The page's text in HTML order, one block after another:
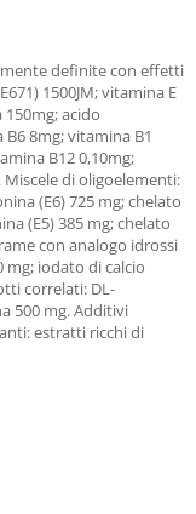
definite con effetti
1500JM; vitamina E
150mg; acido
8mg; vitamina B1
B12 0,10mg;
di oligoelementi:
(E6) 725 mg; chelato
(E5) 385 mg; chelato
con analogo idrossi
mg; iodato di calcio
correlati: DL-
500 mg. Additivi
estratti ricchi di